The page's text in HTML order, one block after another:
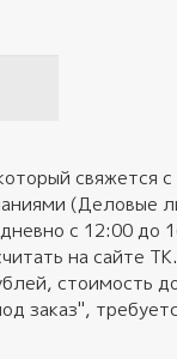
свяжется с
с 12:00 до
на сайте
стоимость
заказ",